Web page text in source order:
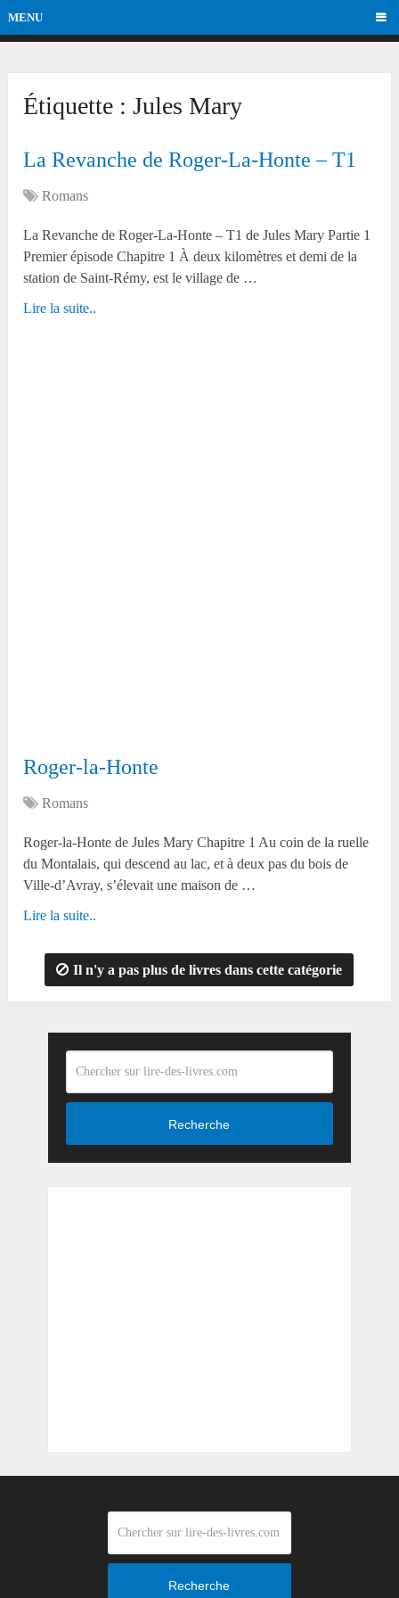
MENU
Étiquette :Jules Mary
La Revanche de Roger-La-Honte – T1
Romans
La Revanche de Roger-La-Honte – T1 de Jules Mary Partie 1
Premier épisode Chapitre 1 À deux kilomètres et demi de la
station de Saint-Rémy, est le village de …
Lire la suite..
Roger-la-Honte
Romans
Roger-la-Honte de Jules Mary Chapitre 1 Au coin de la ruelle
du Montalais, qui descend au lac, et à deux pas du bois de
Ville-d’Avray, s’élevait une maison de …
Lire la suite..
Il n'y a pas plus de livres dans cette catégorie
Recherche
Recherche